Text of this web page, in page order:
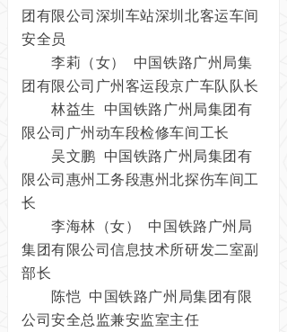
团有限公司深圳车站深圳北客运车间
安全员
李莉（女） 中国铁路广州局集
团有限公司广州客运段京广车队队长
林益生 中国铁路广州局集团有
限公司广州动车段检修车间工长
吴文鹏 中国铁路广州局集团有
限公司惠州工务段惠州北探伤车间工
长
李海林（女） 中国铁路广州局
集团有限公司信息技术所研发二室副
部长
陈恺 中国铁路广州局集团有限
公司安全总监兼安监室主任